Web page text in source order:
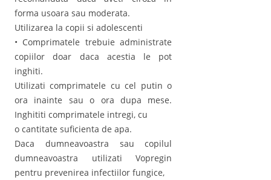
forma usoara sau moderata.
Utilizarea la copii si adolescenti
• Comprimatele trebuie administrate
copiilor doar daca acestia le pot
inghiti.
Utilizati comprimatele cu cel putin o
ora inainte sau o ora dupa mese.
Inghititi comprimatele intregi, cu
o cantitate suficienta de apa.
Daca dumneavoastra sau copilul
dumneavoastra utilizati Vopregin
pentru prevenirea infectiilor fungice,